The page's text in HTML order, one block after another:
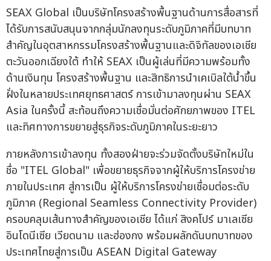
SEAX Global เป็นบริษัทโครงสร้างพื้นฐานด้านการสื่อสารที่
ได้รับการสนับสนุนจากกลุ่มนักลงทุนระดับภูมิภาคที่มีบทบาท
สำคัญในอุตสาหกรรมโครงสร้างพื้นฐานและดิจิทัลของเอเชีย
ตะวันออกเฉียงใต้ ทำให้ SEAX เป็นผู้เล่นที่มีความพร้อมทั้ง
ด้านเงินทุน โครงสร้างพื้นฐาน และสิทธิการนำเคเบิลใต้น้ำขึ้น
ฝั่งในหลายประเทศยุทธศาสตร์ การเข้ามาลงทุนผ่าน SEAX
Asia ในครั้งนี้ สะท้อนถึงความเชื่อมั่นต่อศักยภาพของ ITEL
และทิศทางการขยายสู่ธุรกิจระดับภูมิภาคในระยะยาว
ภายหลังการเข้าลงทุน ทั้งสองฝ่ายจะร่วมจัดตั้งบริษัทใหม่ใน
ชื่อ "ITEL Global" เพื่อขยายธุรกิจจากผู้ให้บริการโครงข่าย
ภายในประเทศ สู่การเป็น ผู้ให้บริการโครงข่ายเชื่อมต่อระดับ
ภูมิภาค (Regional Seamless Connectivity Provider)
ครอบคลุมเส้นทางสำคัญของเอเชีย ได้แก่ สิงคโปร์ มาเลเซีย
อินโดนีเซีย เวียดนาม และฮ่องกง พร้อมผลักดันบทบาทของ
ประเทศไทยสู่การเป็น ASEAN Digital Gateway